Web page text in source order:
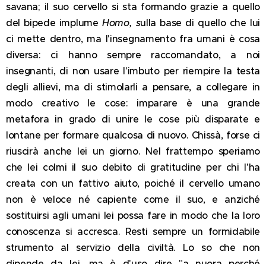
savana; il suo cervello si sta formando grazie a quello
del bipede implume Homo, sulla base di quello che lui
ci mette dentro, ma l'insegnamento fra umani è cosa
diversa: ci hanno sempre raccomandato, a noi
insegnanti, di non usare l'imbuto per riempire la testa
degli allievi, ma di stimolarli a pensare, a collegare in
modo creativo le cose: imparare è una grande
metafora in grado di unire le cose più disparate e
lontane per formare qualcosa di nuovo. Chissà, forse ci
riuscirà anche lei un giorno. Nel frattempo speriamo
che lei colmi il suo debito di gratitudine per chi l'ha
creata con un fattivo aiuto, poiché il cervello umano
non è veloce né capiente come il suo, e anziché
sostituirsi agli umani lei possa fare in modo che la loro
conoscenza si accresca. Resti sempre un formidabile
strumento al servizio della civiltà. Lo so che non